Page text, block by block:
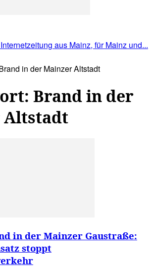
in der Mainzer Altstadt
Brand in der
Altstadt
in der Mainzer Gaustraße:
stoppt